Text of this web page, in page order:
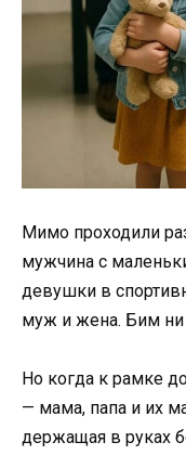
Мимо проходили
мужчина с
девушки в
муж и жена. Бим ни
Но когда к рамке
— мама, папа и их
держащая в руках